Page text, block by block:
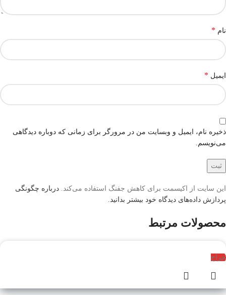
نام *
ایمیل *
ذخیره نام، ایمیل و وبسایت من در مرورگر برای زمانی که دوباره دیدگاهی
می‌نویسم.
این سایت از اکیسمت برای کاهش جفنگ استفاده می‌کند. درباره چگونگی
پردازش داده‌های دیدگاه خود بیشتر بدانید.
محصولات مرتبط
حراج